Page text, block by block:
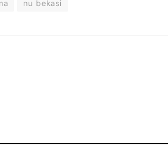
nu bekasi